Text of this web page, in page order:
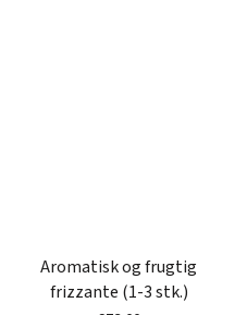
Aromatisk og frugtig
frizzante (1-3 stk.)